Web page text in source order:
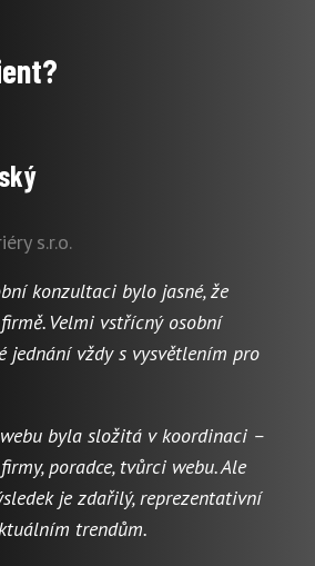
s.r.o.
konzultaci bylo jasné, že
Velmi vstřícný osobní
jednání vždy s vysvětlením pro
byla složitá v koordinaci –
poradce, tvůrci webu. Ale
je zdařilý, reprezentativní
trendům.